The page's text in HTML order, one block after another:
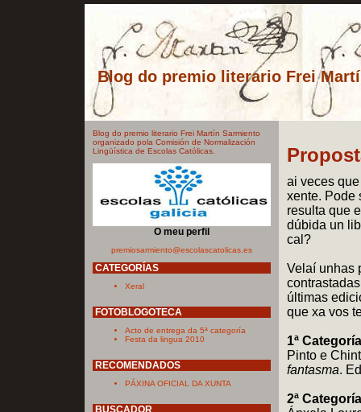
Blog do premio literario Frei
Blog do premio literario Frei Martín Sarmiento
organizado pola Comisión de Normalización
Lingüística de Escolas Católicas.
O meu perfil
premiosarmiento@escolascatolicas.es
CATEGORÍAS
Xeral
FOTOBLOGOTECA
Acto de entrega da 5ª categoría
Festa da lingua 2010
RECOMENDADOS
PÁXINA OFICIAL DA XUNTA
BUSCADOR
ai veces
xente. Pode
resulta que
dúbida un
cal?
Velaí unhas
últimas
que xa vos
1ª
Pinto e
fantasma.
2ª